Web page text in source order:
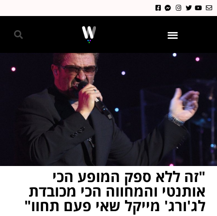
"זה ללא ספק המופע הכי
אותנטי והמחווה הכי מכובדת
לג'ורג' מייקל שאי פעם תחוו"